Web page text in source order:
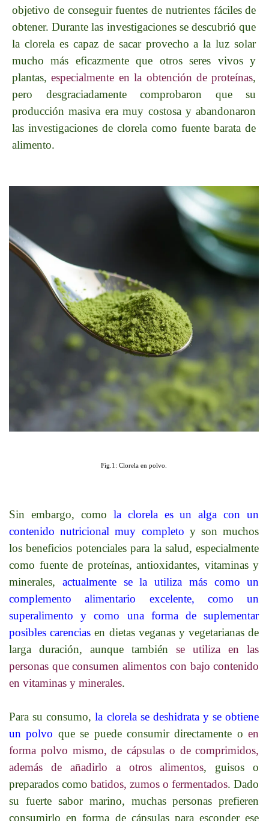
objetivo de conseguir fuentes de nutrientes fáciles de
obtener. Durante las investigaciones se descubrió que
la clorela es capaz de sacar provecho a la luz solar
mucho más eficazmente que otros seres vivos y
plantas,especialmente en la obtención de proteínas,
pero desgraciadamente comprobaron que su
producción masiva era muy costosa y abandonaron
las investigaciones de clorela como fuente barata de
alimento.
Fig.1: Clorela en polvo.
Sin embargo, como la clorela es un alga con un
contenido nutricional muy completo y son muchos
los beneficios potenciales para la salud, especialmente
como fuente de proteínas, antioxidantes, vitaminas y
minerales, actualmente se la utiliza más como un
complemento alimentario excelente, como un
superalimento y como una forma de suplementar
posibles carencias en dietas veganas y vegetarianas de
larga duración, aunque tambiénse utiliza en las
personas que consumen alimentos con bajo contenido
en vitaminas y minerales.
Para su consumo,la clorela se deshidrata y se obtiene
un polvo que se puede consumir directamente oen
forma polvo mismo, de cápsulas o de comprimidos,
además de añadirlo a otros alimentos, guisos o
preparados comobatidos, zumos o fermentados. Dado
su fuerte sabor marino, muchas personas prefieren
consumirlo en forma de cápsulas para esconder ese